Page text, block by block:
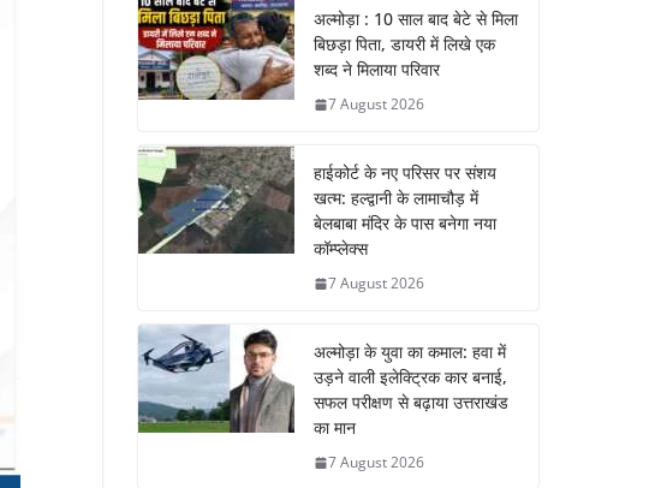
अल्मोड़ा : 10 साल बाद बेटे से मिला
बिछड़ा पिता, डायरी में लिखे एक
शब्द ने मिलाया परिवार
7 August 2026
हाईकोर्ट के नए परिसर पर संशय
खत्म: हल्द्वानी के लामाचौड़ में
बेलबाबा मंदिर के पास बनेगा नया
कॉम्प्लेक्स
7 August 2026
अल्मोड़ा के युवा का कमाल: हवा में
उड़ने वाली इलेक्ट्रिक कार बनाई,
सफल परीक्षण से बढ़ाया उत्तराखंड
का मान
7 August 2026